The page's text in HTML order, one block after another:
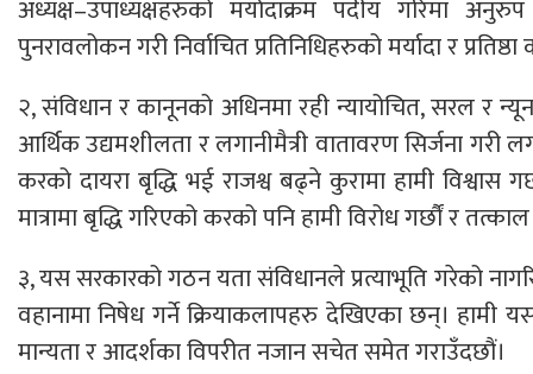
अध्यक्ष–उपाध्यक्षहरुको मर्यादाक्रम पदीय गरिमा
पुनरावलोकन गरी निर्वाचित प्रतिनिधिहरुको मर्यादा र
२, संविधान र कानूनको अधिनमा रही न्यायोचित, सरल र
आर्थिक उद्यमशीलता र लगानीमैत्री वातावरण सिर्जना गरी
करको दायरा बृद्धि भई राजश्व बढ्ने कुरामा हामी
मात्रामा बृद्धि गरिएको करको पनि हामी विरोध गर्छौं र
३, यस सरकारको गठन यता संविधानले प्रत्याभूति गरेको
वहानामा निषेध गर्ने क्रियाकलापहरु देखिएका छन्। हामी
मान्यता र आदर्शका विपरीत नजान सचेत समेत गराउँदछौं।